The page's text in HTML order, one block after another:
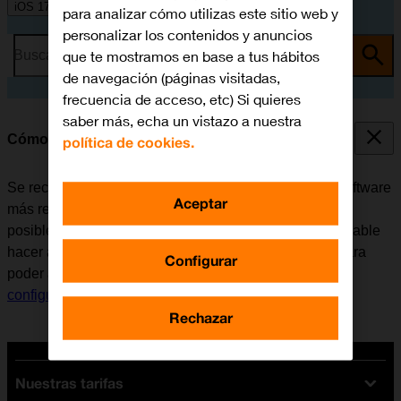
iOS 17
Busca por problema o tema
Cómo actualizar el software del móvil
Se recomienda actualizar el móvil con la versión de software
más reciente ya que el fabricante suele ir corrigiendo
posibles errores de versiones anteriores. Es recomendable
hacer antes una copia de seguridad de la memoria. Para
poder actualizar el software del móvil, es necesario
configurar el móvil para internet.
Nuestras tarifas
para analizar cómo utilizas este sitio web y
personalizar los contenidos y anuncios
que te mostramos en base a tus hábitos
de navegación (páginas visitadas,
frecuencia de acceso, etc) Si quieres
saber más, echa un vistazo a nuestra
política de cookies.
Configurar
Rechazar
Aceptar